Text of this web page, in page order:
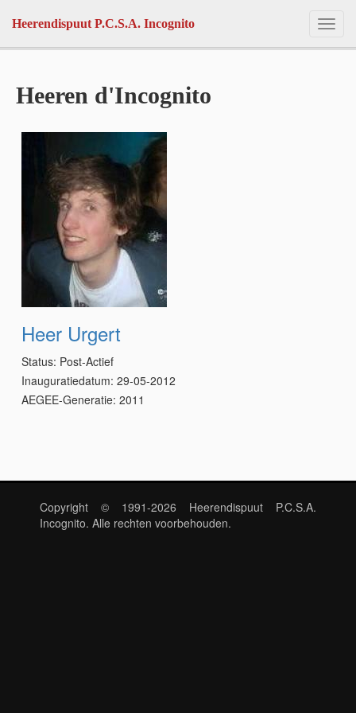
Heerendispuut P.C.S.A. Incognito
Heeren d'Incognito
Heer Urgert
Status: Post-Actief
Inauguratiedatum: 29-05-2012
AEGEE-Generatie: 2011
Copyright © 1991-2026 Heerendispuut P.C.S.A.
Incognito. Alle rechten voorbehouden.